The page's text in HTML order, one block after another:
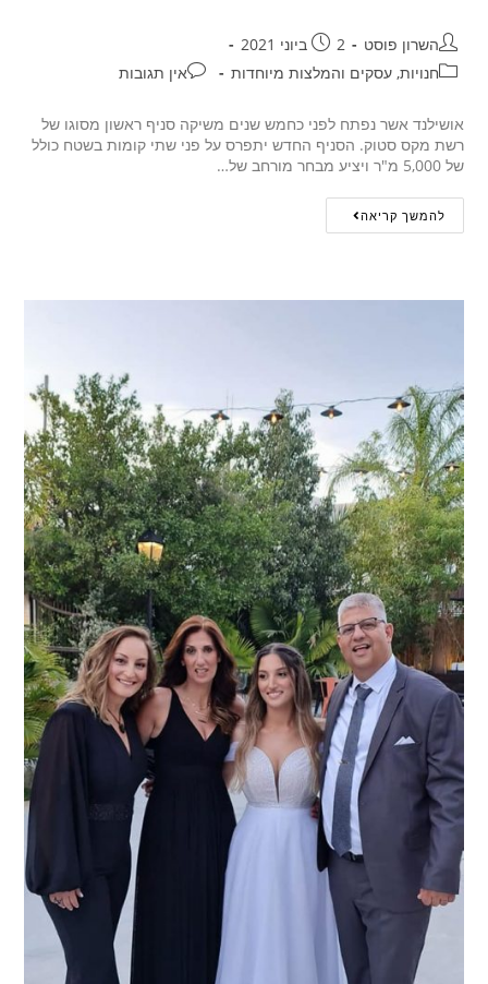
השרון פוסט
2 ביוני 2021
חנויות, עסקים והמלצות מיוחדות
אין תגובות
אושילנד אשר נפתח לפני כחמש שנים משיקה סניף ראשון מסוגו של
רשת מקס סטוק. הסניף החדש יתפרס על פני שתי קומות בשטח כולל
של 5,000 מ"ר ויציע מבחר מורחב של…
להמשך קריאה